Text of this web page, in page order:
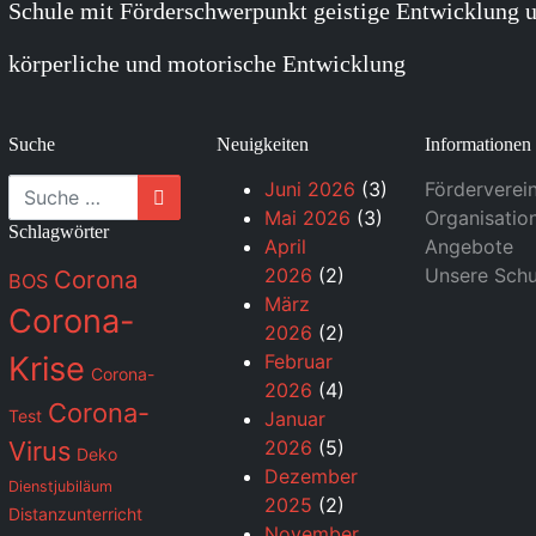
Schule mit Förderschwerpunkt geistige Entwicklung
körperliche und motorische Entwicklung
Suche
Suche
Schlagwörter
BOS Corona
Corona-
Krise Corona-
Test Corona-
Virus Deko
Dienstjubiläum
Distanzunterricht
Neuigkeiten
Juni 2026 (3)
Mai 2026 (3)
April
2026 (2)
März
2026 (2)
Februar
2026 (4)
Januar
2026 (5)
Dezember
2025 (2)
Informationen
Angebote
Unsere